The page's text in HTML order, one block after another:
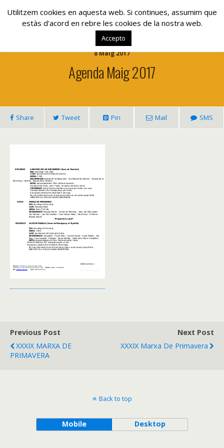
www.lacolla.cat
8 Maig 2017
Agenda Maig 2017
Share Tweet Pin Mail SMS
Previous Post
XXXIX MARXA DE
PRIMAVERA
Next Post
XXXIX Marxa De Primavera
Back to top
Mobile Desktop
Utilitzem cookies en aquesta web. Si continues, assumim que
estàs d'acord en rebre les cookies de la nostra web.
Accepto